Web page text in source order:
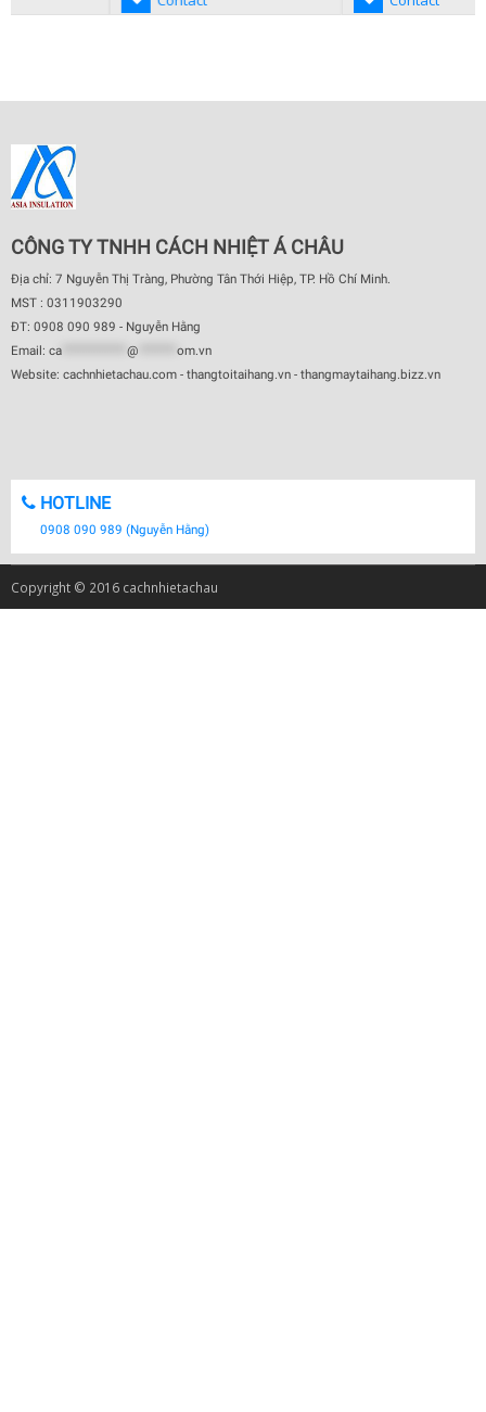
CÔNG TY TNHH CÁCH NHIỆT Á CHÂU
Địa chỉ: 7 Nguyễn Thị Tràng, Phường Tân Thới Hiệp, TP. Hồ Chí Minh.
MST : 0311903290
ĐT: 0908 090 989 - Nguyễn Hằng
Email: ca @
om.vn
Website: cachnhietachau.com - thangtoitaihang.vn - thangmaytaihang.bizz.vn
HOTLINE
0908 090 989 (Nguyễn Hằng)
Copyright © 2016 cachnhietachau